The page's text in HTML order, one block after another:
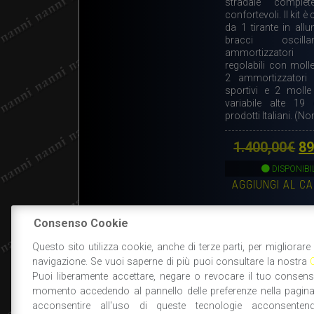
stradale
confortevoli. Il kit è
da 1 tirante in
bracci
ammortizzatori
regolabili con
2 ammortizzatori
sportivi e 2
variabile alte 19
prodotti Italiani.
1.400,00€ Il
AGGIUNGI AL
Consenso Cookie
Questo sito utilizza cookie, anche di terze parti, per migliorare
navigazione. Se vuoi saperne di più puoi consultare la nostra
Puoi liberamente accettare, negare o revocare il tuo
momento accedendo al pannello delle preferenze nella
acconsentire all'uso di queste tecnologie